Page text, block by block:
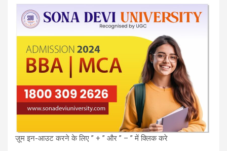
ज़ूम इन-आउट करने के लिए ” + ” और ” – ” में क्लिक करे